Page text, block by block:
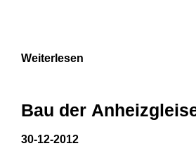
Weiterlesen
Bau der
30-12-2012